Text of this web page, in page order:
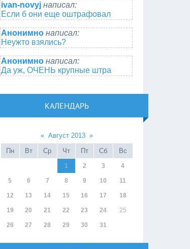
ivan-novyj написал:
Если б они еще оштрафовал
Анонимно написал:
Неужто взялись?
Анонимно написал:
Да уж, ОЧЕНЬ крупные штра
КАЛЕНДАРЬ
« Август 2013 »
Пн
Вт Ср Чт Пт Сб Вс
1 2 3 4
5 6 7 8 9 10 11
12 13 14 15 16 17 18
19 20 21 22 23 24 25
26 27 28 29 30 31